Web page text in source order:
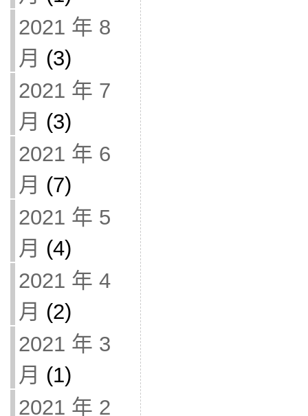
2021 年 8
月 (3)
2021 年 7
月 (3)
2021 年 6
月 (7)
2021 年 5
月 (4)
2021 年 4
月 (2)
2021 年 3
月 (1)
2021 年 2